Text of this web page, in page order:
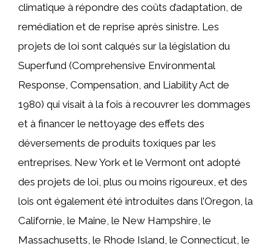
climatique à répondre des coûts d’adaptation, de
remédiation et de reprise après sinistre. Les
projets de loi sont calqués sur la législation du
Superfund (Comprehensive Environmental
Response, Compensation, and Liability Act de
1980) qui visait à la fois à recouvrer les dommages
et à financer le nettoyage des effets des
déversements de produits toxiques par les
entreprises. New York et le Vermont ont adopté
des projets de loi, plus ou moins rigoureux, et des
lois ont également été introduites dans l’Oregon, la
Californie, le Maine, le New Hampshire, le
Massachusetts, le Rhode Island, le Connecticut, le